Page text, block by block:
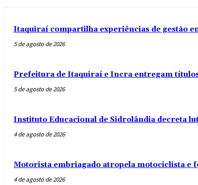
Itaquiraí compartilha experiências de gestão
5 de agosto de 2026
Prefeitura de Itaquiraí e Incra entregam
5 de agosto de 2026
Instituto Educacional de Sidrolândia decreta
4 de agosto de 2026
Motorista embriagado atropela motociclista e
4 de agosto de 2026